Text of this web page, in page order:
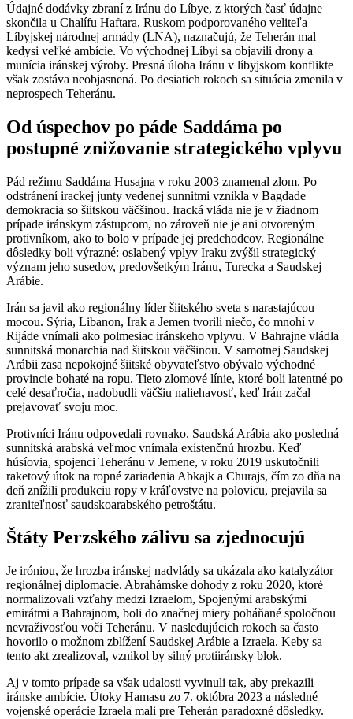
Údajné dodávky zbraní z Iránu do Líbye, z ktorých časť údajne
skončila u Chalífu Haftara, Ruskom podporovaného veliteľa
Líbyjskej národnej armády (LNA), naznačujú, že Teherán mal
kedysi veľké ambície. Vo východnej Líbyi sa objavili drony a
munícia iránskej výroby. Presná úloha Iránu v líbyjskom konflikte
však zostáva neobjasnená. Po desiatich rokoch sa situácia zmenila v
neprospech Teheránu.
Od úspechov po páde Saddáma po
postupné znižovanie strategického vplyvu
Pád režimu Saddáma Husajna v roku 2003 znamenal zlom. Po
odstránení irackej junty vedenej sunnitmi vznikla v Bagdade
demokracia so šiitskou väčšinou. Iracká vláda nie je v žiadnom
prípade iránskym zástupcom, no zároveň nie je ani otvoreným
protivníkom, ako to bolo v prípade jej predchodcov. Regionálne
dôsledky boli výrazné: oslabený vplyv Iraku zvýšil strategický
význam jeho susedov, predovšetkým Iránu, Turecka a Saudskej
Arábie.
Irán sa javil ako regionálny líder šiitského sveta s narastajúcou
mocou. Sýria, Libanon, Irak a Jemen tvorili niečo, čo mnohí v
Rijáde vnímali ako polmesiac iránskeho vplyvu. V Bahrajne vládla
sunnitská monarchia nad šiitskou väčšinou. V samotnej Saudskej
Arábii zasa nepokojné šiitské obyvateľstvo obývalo východné
provincie bohaté na ropu. Tieto zlomové línie, ktoré boli latentné po
celé desaťročia, nadobudli väčšiu naliehavosť, keď Irán začal
prejavovať svoju moc.
Protivníci Iránu odpovedali rovnako. Saudská Arábia ako posledná
sunnitská arabská veľmoc vnímala existenčnú hrozbu. Keď
húsíovia, spojenci Teheránu v Jemene, v roku 2019 uskutočnili
raketový útok na ropné zariadenia Abkajk a Churajs, čím zo dňa na
deň znížili produkciu ropy v kráľovstve na polovicu, prejavila sa
zraniteľnosť saudskoarabského petroštátu.
Štáty Perzského zálivu sa zjednocujú
Je iróniou, že hrozba iránskej nadvlády sa ukázala ako katalyzátor
regionálnej diplomacie. Abrahámske dohody z roku 2020, ktoré
normalizovali vzťahy medzi Izraelom, Spojenými arabskými
emirátmi a Bahrajnom, boli do značnej miery poháňané spoločnou
nevraživosťou voči Teheránu. V nasledujúcich rokoch sa často
hovorilo o možnom zblížení Saudskej Arábie a Izraela. Keby sa
tento akt zrealizoval, vznikol by silný protiiránsky blok.
Aj v tomto prípade sa však udalosti vyvinuli tak, aby prekazili
iránske ambície. Útoky Hamasu zo 7. októbra 2023 a následné
vojenské operácie Izraela mali pre Teherán paradoxné dôsledky.